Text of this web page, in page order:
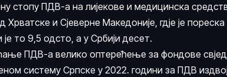
стопу ПДВ-а на лијекове и медицинска
Хрватске и Сјеверне Македоније, гдје је
је то 9,5 одсто, а у Србији десет.
ПДВ-а велико оптерећење за фондове
систему Српске у 2022. години за ПДВ